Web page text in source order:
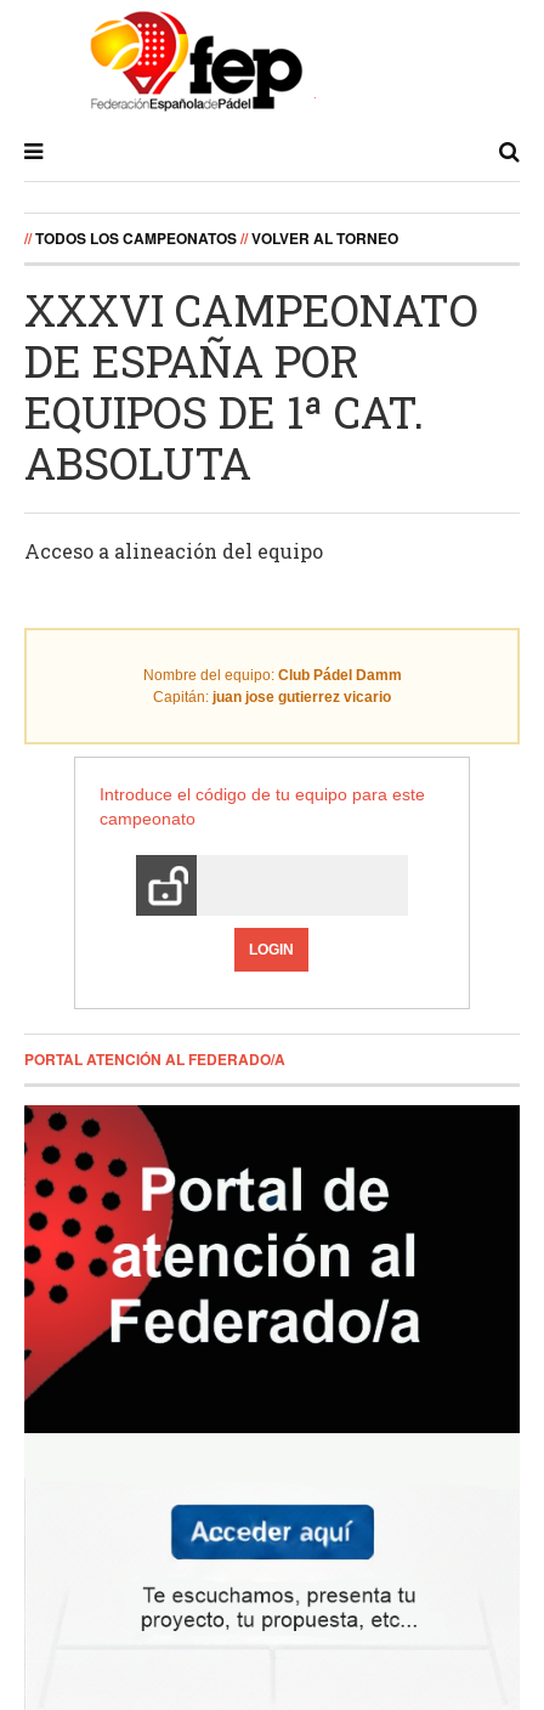
//TODOS LOS CAMPEONATOS//VOLVER AL TORNEO
XXXVI CAMPEONATO
DE ESPAÑA POR
EQUIPOS DE 1ª CAT.
ABSOLUTA
Acceso a alineación del equipo
Nombre del equipo: Club Pádel Damm
Capitán: juan jose gutierrez vicario
Introduce el código de tu equipo para este
campeonato
LOGIN
PORTAL ATENCIÓN AL FEDERADO/A